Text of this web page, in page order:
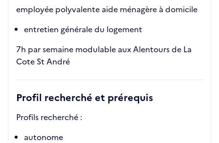
employée polyvalente aide ménagère à domicile
entretien générale du logement
7h par semaine modulable aux Alentours de La
Cote St André
Profil recherché et prérequis
Profils recherché :
autonome